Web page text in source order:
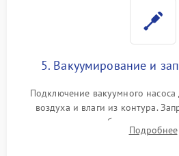
5. Вакуумирование и
Подключение вакуумного
воздуха и влаги из контура.
дозированным объемом
электронным весам. КонтрольПодробнее